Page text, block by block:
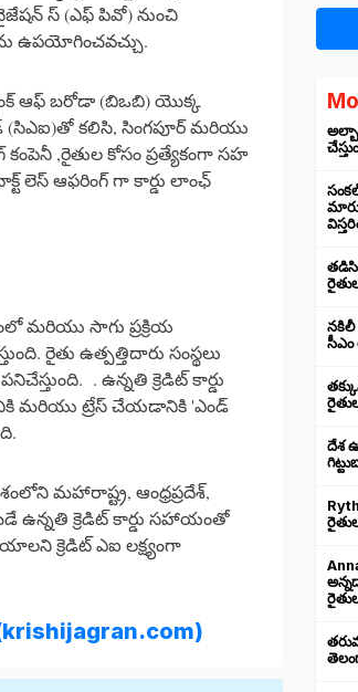
స్ (ఎఫ్ పివో) నుంచి
ఉపయోగించవచ్చు.
ఆఫ్ బరోడా (బిఒబి) యొక్క
(సిఎఐ)తో కలిసి, సింగపూర్ మరియు
,రైతుల కోసం ప్రత్యేకంగా సహ
లెస్ ఆఫరింగ్ గా కార్డు లాంఛ్
మరియు సాగు ప్రక్రియ
ఉత్పత్తిదారు సంస్థలు
. ఉన్నతి క్రెడిట్ కార్డు
మరియు ట్రేస్ చేయడానికి 'ఎండ్
మహారాష్ట్ర, ఆంధ్రప్రదేశ్,
క్రెడిట్ కార్డు సహాయంతో
క్రెడిట్ ఎఐ లక్ష్యంగా
(krishijagran.com)
నకిలీ
సీఎం
దేశ